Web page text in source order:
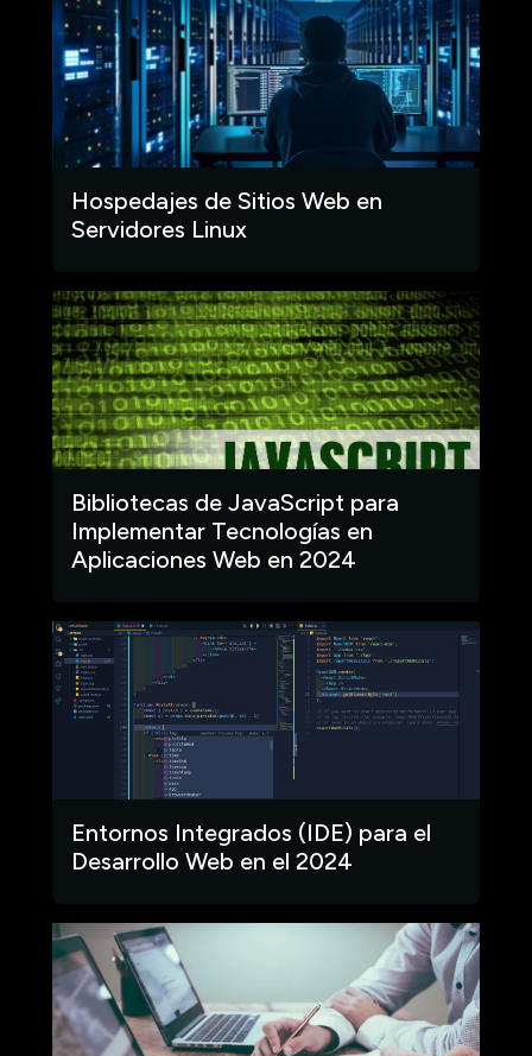
Hospedajes de Sitios Web en
Servidores Linux
Bibliotecas de JavaScript para
Implementar Tecnologías en
Aplicaciones Web en 2024
Entornos Integrados (IDE) para el
Desarrollo Web en el 2024